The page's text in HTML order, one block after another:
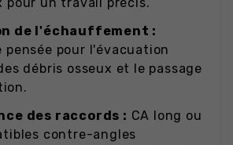
pour un travail précis.
de l'échauffement :
pensée pour l'évacuation
débris osseux et le passage
des raccords : CA long ou
contre-angles